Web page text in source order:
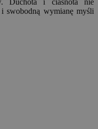
Duchota i ciasnota nie
swobodną wymianę myśli